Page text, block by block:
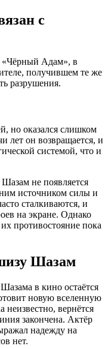
с
Адам», в
получившем те же
разрушения.
но оказался слишком
лет он возвращается, и
системой, что и
не появляется
источником силы и
сталкиваются, и
на экране. Однако
противостояние пока
Шазам
в кино остаётся
новую вселенную
вернётся
закончена. Актёр
надежду на
нет.